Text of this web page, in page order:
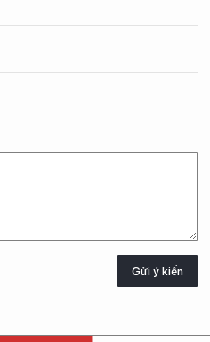
Gửi ý kiến